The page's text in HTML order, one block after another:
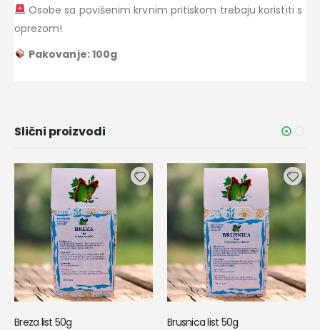
Osobe sa povišenim krvnim pritiskom trebaju koristiti s
oprezom!
Pakovanje: 100g
Slični proizvodi
Breza list 50g Brusnica list 50g